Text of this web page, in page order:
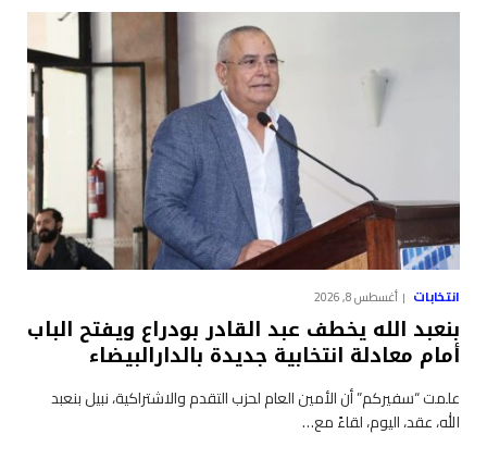
انتخابات أغسطس 8, 2026
بنعبد الله يخطف عبد القادر بودراع ويفتح الباب
أمام معادلة انتخابية جديدة بالدارالبيضاء
علمت “سفيركم” أن الأمين العام لحزب التقدم والاشتراكية، نبيل بنعبد
الله، عقد، اليوم، لقاءً مع…